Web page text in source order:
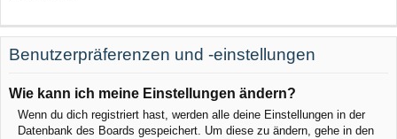
Benutzerpräferenzen und -einstellungen
Wie kann ich meine Einstellungen ändern?
Wenn du dich registriert hast, werden alle deine Einstellungen in der
Datenbank des Boards gespeichert. Um diese zu ändern, gehe in den